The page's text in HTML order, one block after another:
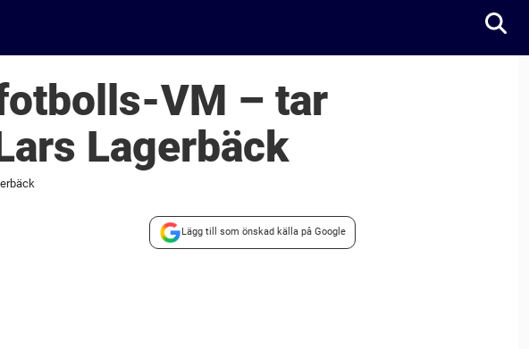
VM – tar
Lagerbäck
Lägg till som önskad källa på Google